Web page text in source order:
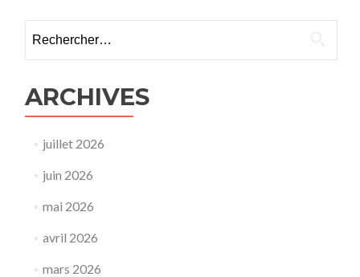
ARCHIVES
juillet 2026
juin 2026
mai 2026
avril 2026
mars 2026